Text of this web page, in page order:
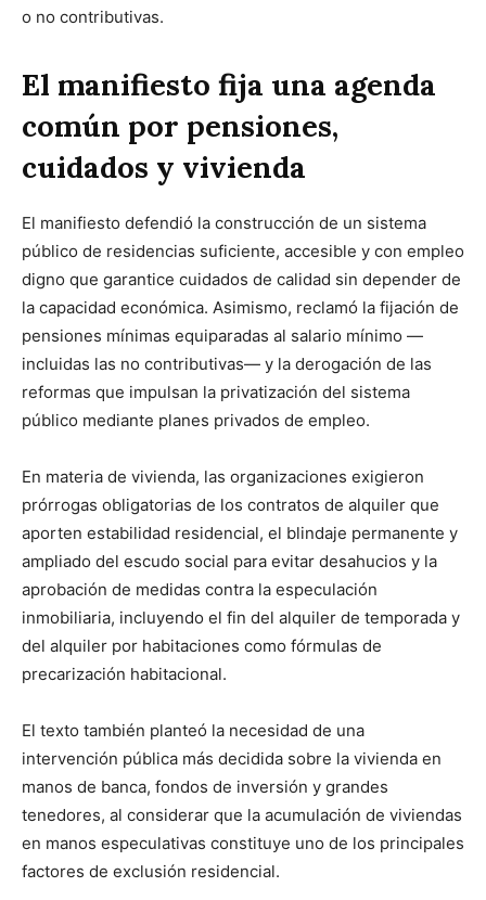
o no contributivas.
El manifiesto fija una agenda
común por pensiones,
cuidados y vivienda
El manifiesto defendió la construcción de un sistema
público de residencias suficiente, accesible y con empleo
digno que garantice cuidados de calidad sin depender de
la capacidad económica. Asimismo, reclamó la fijación de
pensiones mínimas equiparadas al salario mínimo —
incluidas las no contributivas— y la derogación de las
reformas que impulsan la privatización del sistema
público mediante planes privados de empleo.
En materia de vivienda, las organizaciones exigieron
prórrogas obligatorias de los contratos de alquiler que
aporten estabilidad residencial, el blindaje permanente y
ampliado del escudo social para evitar desahucios y la
aprobación de medidas contra la especulación
inmobiliaria, incluyendo el fin del alquiler de temporada y
del alquiler por habitaciones como fórmulas de
precarización habitacional.
El texto también planteó la necesidad de una
intervención pública más decidida sobre la vivienda en
manos de banca, fondos de inversión y grandes
tenedores, al considerar que la acumulación de viviendas
en manos especulativas constituye uno de los principales
factores de exclusión residencial.